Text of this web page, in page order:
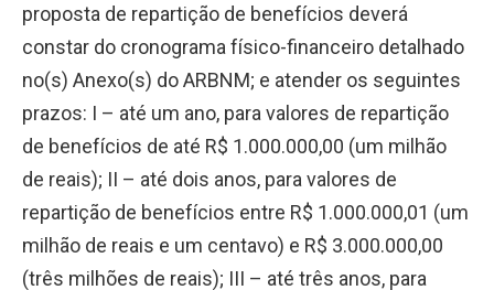
proposta de repartição de benefícios deverá
constar do cronograma físico-financeiro detalhado
no(s) Anexo(s) do ARBNM; e atender os seguintes
prazos: I – até um ano, para valores de repartição
de benefícios de até R$ 1.000.000,00 (um milhão
de reais); II – até dois anos, para valores de
repartição de benefícios entre R$ 1.000.000,01 (um
milhão de reais e um centavo) e R$ 3.000.000,00
(três milhões de reais); III – até três anos, para